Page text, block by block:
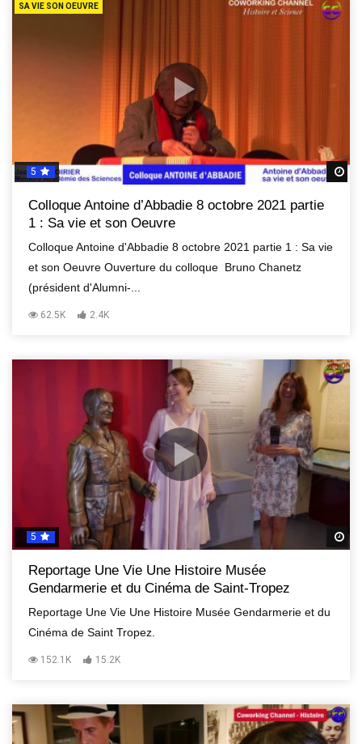
SA VIE SON OEUVRE
5
Colloque Antoine d’Abbadie 8 octobre 2021 partie
1 : Sa vie et son Oeuvre
Colloque Antoine d'Abbadie 8 octobre 2021 partie 1 : Sa vie
et son Oeuvre Ouverture du colloque Bruno Chanetz
(président d'Alumni-...
62.5K 2.4K
5
Reportage Une Vie Une Histoire Musée
Gendarmerie et du Cinéma de Saint-Tropez
Reportage Une Vie Une Histoire Musée Gendarmerie et du
Cinéma de Saint Tropez.
152.1K 15.2K